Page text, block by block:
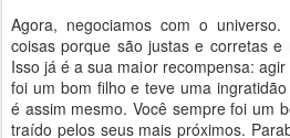
Agora, negociamos com o
coisas porque são justas e corretas
Isso já é a sua maior recompensa:
foi um bom filho e teve uma
é assim mesmo. Você sempre foi um
traído pelos seus mais próximos.